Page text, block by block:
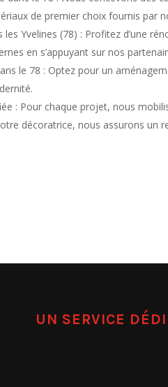
de premier choix fournis par
les Yvelines (78) : Profitez d’une
en s’appuyant sur nos
le 78 : Optez pour un
: Pour chaque projet, nous
décoratrice, nous assurons un
UN SERVICE